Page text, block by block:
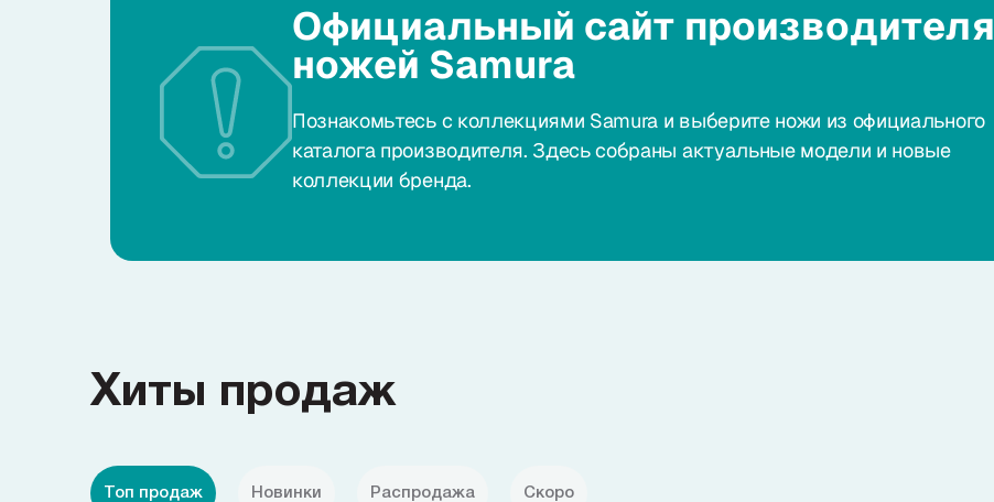
Официальный сайт производителя
ножей Samura
Познакомьтесь с коллекциями Samura и выберите ножи из официального
каталога производителя. Здесь собраны актуальные модели и новые
коллекции бренда.
Хиты продаж
Топ продаж Новинки Распродажа Скоро